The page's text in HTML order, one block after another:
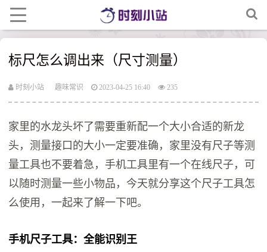
标尺怎么调出来（尺寸测量）
时刻小站 趣味常识 2023-04-25 16:40 235
家里的水龙头坏了需要重新配一个大小合适的新龙
头，测量接口的大小一定要准确，家里没有尺子等测
量工具也不要着急，手机工具里有一个在线尺子，可
以随时测量一些小物品，今天就分享这个尺子工具怎
么使用，一起来了解一下吧。
手机尺子工具：全能识别王